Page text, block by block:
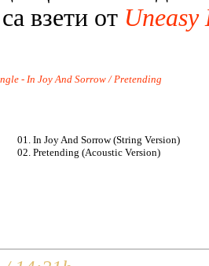
взети от
- In Joy And Sorrow / Pretending
01. In Joy And Sorrow (String Version)
02. Pretending (Acoustic Version)